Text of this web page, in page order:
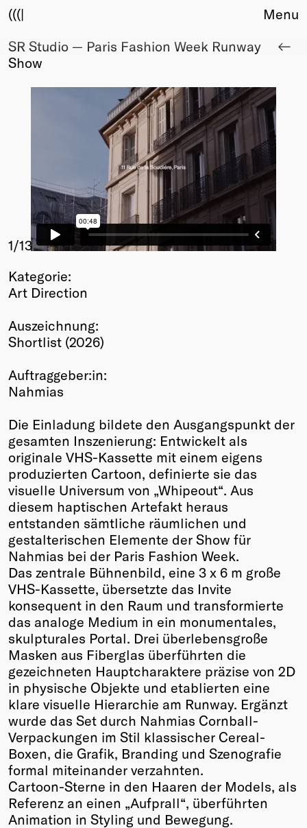
(((|
About
Club
Upcoming
Membership
Info
Young Creatives
Friends of Creativity
Winners
2026
Annual
Menu
SR Studio — Paris Fashion Week Runway
Show
1/13
Kategorie:
Art Direction
Auszeichnung:
Shortlist (2026)
Auftraggeber:in:
Nahmias
Die Einladung bildete den Ausgangspunkt der
gesamten Inszenierung: Entwickelt als
originale VHS-Kassette mit einem eigens
produzierten Cartoon, definierte sie das
visuelle Universum von „Whipeout“. Aus
diesem haptischen Artefakt heraus
entstanden sämtliche räumlichen und
gestalterischen Elemente der Show für
Nahmias bei der Paris Fashion Week.
Das zentrale Bühnenbild, eine 3 x 6 m große
VHS-Kassette, übersetzte das Invite
konsequent in den Raum und transformierte
das analoge Medium in ein monumentales,
skulpturales Portal. Drei überlebensgroße
Masken aus Fiberglas überführten die
gezeichneten Hauptcharaktere präzise von 2D
in physische Objekte und etablierten eine
klare visuelle Hierarchie am Runway. Ergänzt
wurde das Set durch Nahmias Cornball-
Verpackungen im Stil klassischer Cereal-
Boxen, die Grafik, Branding und Szenografie
formal miteinander verzahnten.
Cartoon-Sterne in den Haaren der Models, als
Referenz an einen „Aufprall“, überführten
Animation in Styling und Bewegung.